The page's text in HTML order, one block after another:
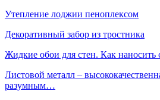
Утепление лоджии пеноплексом
Декоративный забор из тростника
Жидкие обои для стен. Как наносить
Листовой металл –
разумным…